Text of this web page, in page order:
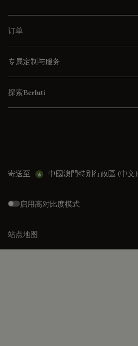
订单
专属定制与服务
探索Berluti
寄送至 中國澳門特別行政區 (中文)
启用高对比度模式
站点地图